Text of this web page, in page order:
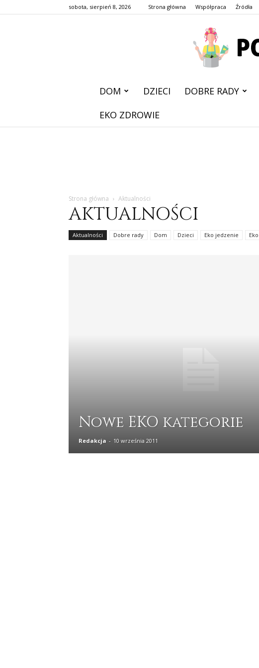
sobota, sierpień 8, 2026 Strona główna Współpraca Źródła
DOM DZIECI DOBRE RADY
EKO ZDROWIE
Strona główna Aktualności
AKTUALNOŚCI
Aktualności Dobre rady Dom Dzieci Eko jedzenie
Nowe EKO kategorie
Redakcja - 10 września 2011